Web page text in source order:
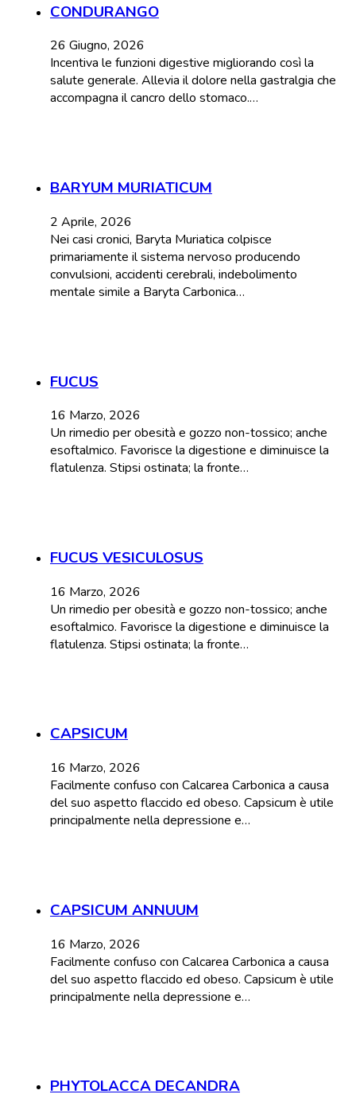
CONDURANGO
26 Giugno, 2026
Incentiva le funzioni digestive migliorando così la
salute generale. Allevia il dolore nella gastralgia che
accompagna il cancro dello stomaco.…
BARYUM MURIATICUM
2 Aprile, 2026
Nei casi cronici, Baryta Muriatica colpisce
primariamente il sistema nervoso producendo
convulsioni, accidenti cerebrali, indebolimento
mentale simile a Baryta Carbonica…
FUCUS
16 Marzo, 2026
Un rimedio per obesità e gozzo non-tossico; anche
esoftalmico. Favorisce la digestione e diminuisce la
flatulenza. Stipsi ostinata; la fronte…
FUCUS VESICULOSUS
16 Marzo, 2026
Un rimedio per obesità e gozzo non-tossico; anche
esoftalmico. Favorisce la digestione e diminuisce la
flatulenza. Stipsi ostinata; la fronte…
CAPSICUM
16 Marzo, 2026
Facilmente confuso con Calcarea Carbonica a causa
del suo aspetto flaccido ed obeso. Capsicum è utile
principalmente nella depressione e…
CAPSICUM ANNUUM
16 Marzo, 2026
Facilmente confuso con Calcarea Carbonica a causa
del suo aspetto flaccido ed obeso. Capsicum è utile
principalmente nella depressione e…
PHYTOLACCA DECANDRA